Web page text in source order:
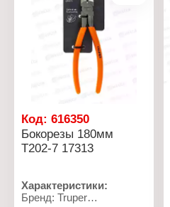
Код: 616350
Бокорезы 180мм
T202-7 17313
Характеристики:
Бренд: Truper